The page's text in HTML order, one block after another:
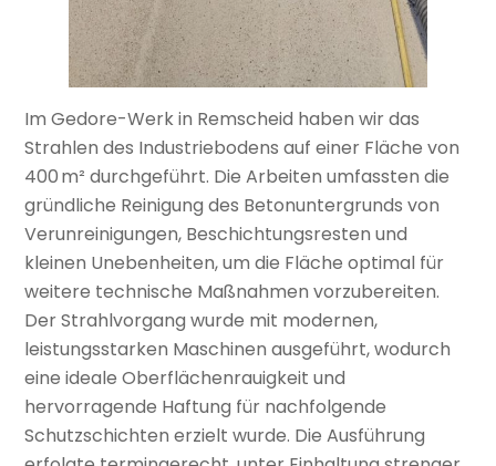
Im Gedore-Werk in Remscheid haben wir das
Strahlen des Industriebodens auf einer Fläche von
400 m² durchgeführt. Die Arbeiten umfassten die
gründliche Reinigung des Betonuntergrunds von
Verunreinigungen, Beschichtungsresten und
kleinen Unebenheiten, um die Fläche optimal für
weitere technische Maßnahmen vorzubereiten.
Der Strahlvorgang wurde mit modernen,
leistungsstarken Maschinen ausgeführt, wodurch
eine ideale Oberflächenrauigkeit und
hervorragende Haftung für nachfolgende
Schutzschichten erzielt wurde. Die Ausführung